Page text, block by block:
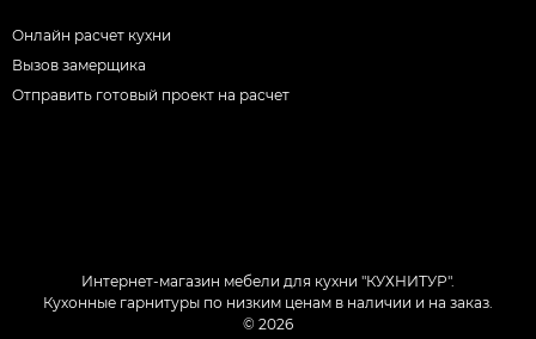
Онлайн расчет кухни
Вызов замерщика
Отправить готовый проект на расчет
Интернет-магазин мебели для кухни "КУХНИТУР".
Кухонные гарнитуры по низким ценам в наличии и на заказ.
© 2026